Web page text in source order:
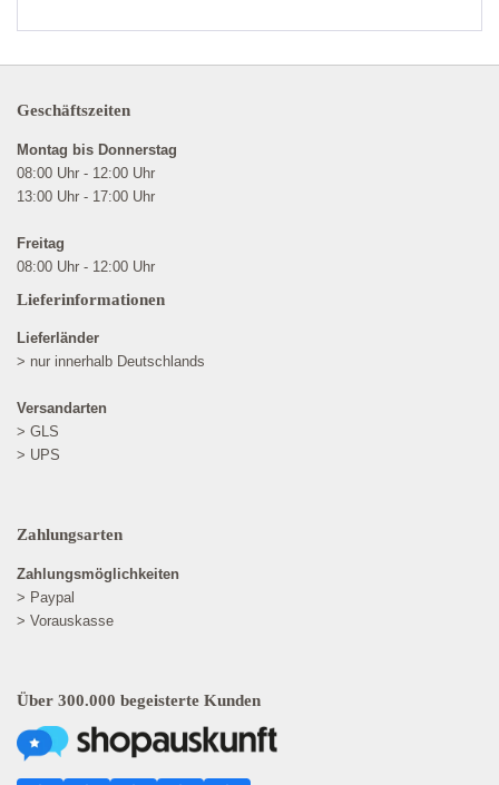
Geschäftszeiten
Montag bis Donnerstag
08:00 Uhr - 12:00 Uhr
13:00 Uhr - 17:00 Uhr
Freitag
08:00 Uhr - 12:00 Uhr
Lieferinformationen
Lieferländer
> nur innerhalb Deutschlands
Versandarten
> GLS
> UPS
Zahlungsarten
Zahlungsmöglichkeiten
> Paypal
> Vorauskasse
Über 300.000 begeisterte Kunden